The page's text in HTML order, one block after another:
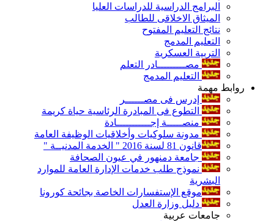
البرامج الدراسية للدراسات العليا
الميثاق الاخلاقى للطالب
نتائج التعليم المفتوح
التعليم المدمج
التربية العسكرية
مصـــــــــادر التعلم
التعليم المدمج
روابط مهمة
إدرس فى مصــــــر
التطوع فى المبادرة الرئاسية حياة كريمة
منصـــــة إجـــــــــــادة
مدونة سلوكيات وأخلاقيات الوظيفة العامة
قانون 81 لسنة 2016 " الخدمة المدنيــة "
جامعة دمنهور في عيون الصحافة
نموذج طلب خدمات الإدارة العامة للموارد
البشرية
موقع الإستفسارات الخاصة بجائحة كورونا
دليل وزارة العدل
جامعات عربية